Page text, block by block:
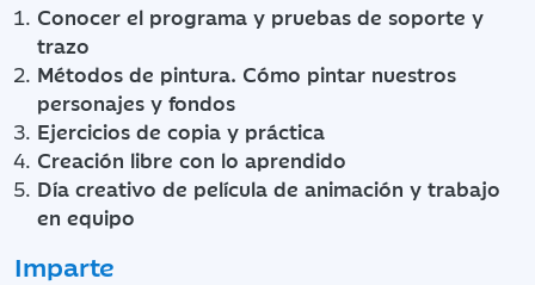
Conocer el programa y pruebas de soporte y
trazo
Métodos de pintura. Cómo pintar nuestros
personajes y fondos
Ejercicios de copia y práctica
Creación libre con lo aprendido
Día creativo de película de animación y trabajo
en equipo
Imparte